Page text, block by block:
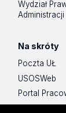
Wydział
Administracji
Na skróty
Poczta UŁ
USOSWeb
Portal
Baza Aktów